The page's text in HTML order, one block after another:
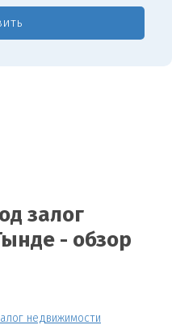
залог
- обзор
недвижимости